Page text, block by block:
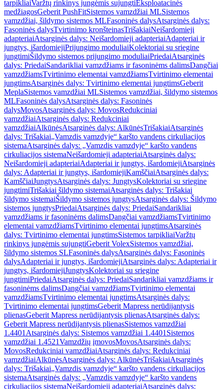
tarpikliaiVaržtų rinkinys jungėmis sujungtiEksploatacinės
medžiagosGeberit PushFitSistemos vamzdžiai MLSistemos
vamzdžiai, šildymo sistemos MLFasoninės dalysAtsarginės dalys:
Fasoninės dalysTvirtinimo kronšteinasTrišakiaiNeišardomieji
adapteriaiAtsarginės dalys: Neišardomieji adapteriaiAdapteriai ir
jungtys, išardomiejiPrijungimo moduliaiKolektoriai su sriegine
jungtimiŠildymo sistemos prijungimo moduliaiPriedaiAtsarginės
dalys: PriedaiSandarikliai vamzdžiams ir fasoninėms dalimsDangčiai
vamzdžiamsTvirtinimo elementai vamzdžiamsTvirtinimo elementai
jungtimsAtsarginės dalys: Tvirtinimo elementai jungtimsGeberit
MeplaSistemos vamzdžiai MLSistemos vamzdžiai, šildymo sistemos
MLFasoninės dalysAtsarginės dalys: Fasoninės
dalysMovosAtsarginės dalys: MovosRedukciniai
vamzdžiaiAtsarginės dalys: Redukciniai
vamzdžiaiAlkūnėsAtsarginės dalys: AlkūnėsTrišakiaiAtsarginės
dalys: Trišakiai„Vamzdis vamzdyje“ karšto vandens cirkuliacijos
sistemaAtsarginės dalys: „Vamzdis vamzdyje“ karšto vandens
cirkuliacijos sistemaNeišardomieji adapteriaiAtsarginės dalys:
Neišardomieji adapteriaiAdapteriai ir jungtys, išardomiejiAtsarginės
dalys: Adapteriai ir jungtys, išardomiejiKamščiaiAtsarginės dalys:
KamščiaiJungtysAtsarginės dalys: JungtysKolektoriai su sriegine
jungtimiTrišakiai šildymo sistemaiAtsarginės dalys: Trišakiai
šildymo sistemaiŠildymo sistemos jungtysAtsarginės dalys: Šildymo
sistemos jungtysPriedaiAtsarginės dalys: PriedaiSandarikliai
vamzdžiams ir fasoninėms dalimsDangčiai vamzdžiamsTvirtinimo
elementai vamzdžiamsTvirtinimo elementai jungtimsAtsarginės
dalys: Tvirtinimo elementai jungtimsSistemos tarpikliaiVaržtų
rinkinys jungėmis sujungtiGeberit VolexSistemos vamzdžiai,
šildymo sistemos SLFasoninės dalysAtsarginės dalys: Fasoninės
dalysAdapteriai ir jungtys, išardomiejiAtsarginės dalys: Adapteriai ir
jungtys, išardomiejiJungtysKolektoriai su sriegine
jungtimiPriedaiAtsarginės dalys: PriedaiSandarikliai vamzdžiams ir
fasoninėms dalimsDangčiai vamzdžiamsTvirtinimo elementai
vamzdžiamsTvirtinimo elementai jungtimsAtsarginės dalys:
Tvirtinimo elementai jungtimsGeberit Mapress nerūdijantysis
plienasGeberit Mapress nerūdijantysis plienasAtsarginės dalys:
Geberit Mapress nerūdijantysis plienasSistemos vamzdžiai
1.4401 Atsarginės dalys: Sistemos vamzdžiai 1.4401 Sistemos
vamzdžiai 1.4521Vamzdžių įmovosMovosAtsarginės dalys:
MovosRedukciniai vamzdžiaiAtsarginės dalys: Redukciniai
vamzdžiaiAlkūnėsAtsarginės dalys: AlkūnėsTrišakiaiAtsarginės
dalys: Trišakiai„Vamzdis vamzdyje“ karšto vandens cirkuliacijos
sistemaAtsarginės dalys: „Vamzdis vamzdyje“ karšto vandens
cirkuliacijos sistemaNeišardomieji adapteriaiAtsarginės dalys: